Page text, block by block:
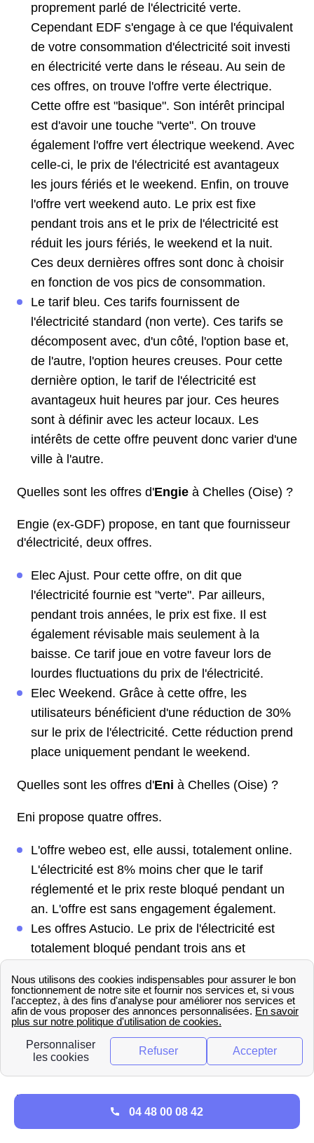
proprement parlé de l'électricité verte.
Cependant EDF s'engage à ce que l'équivalent
de votre consommation d'électricité soit investi
en électricité verte dans le réseau. Au sein de
ces offres, on trouve l'offre verte électrique.
Cette offre est "basique". Son intérêt principal
est d'avoir une touche "verte". On trouve
également l'offre vert électrique weekend. Avec
celle-ci, le prix de l'électricité est avantageux
les jours fériés et le weekend. Enfin, on trouve
l'offre vert weekend auto. Le prix est fixe
pendant trois ans et le prix de l'électricité est
réduit les jours fériés, le weekend et la nuit.
Ces deux dernières offres sont donc à choisir
en fonction de vos pics de consommation.
Le tarif bleu. Ces tarifs fournissent de
l'électricité standard (non verte). Ces tarifs se
décomposent avec, d'un côté, l'option base et,
de l'autre, l'option heures creuses. Pour cette
dernière option, le tarif de l'électricité est
avantageux huit heures par jour. Ces heures
sont à définir avec les acteur locaux. Les
intérêts de cette offre peuvent donc varier d'une
ville à l'autre.
Quelles sont les offres d'Engie à Chelles (Oise) ?
Engie (ex-GDF) propose, en tant que fournisseur
d'électricité, deux offres.
Elec Ajust. Pour cette offre, on dit que
l'électricité fournie est "verte". Par ailleurs,
pendant trois années, le prix est fixe. Il est
également révisable mais seulement à la
baisse. Ce tarif joue en votre faveur lors de
lourdes fluctuations du prix de l'électricité.
Elec Weekend. Grâce à cette offre, les
utilisateurs bénéficient d'une réduction de 30%
sur le prix de l'électricité. Cette réduction prend
place uniquement pendant le weekend.
Quelles sont les offres d'Eni à Chelles (Oise) ?
Eni propose quatre offres.
L'offre webeo est, elle aussi, totalement online.
L'électricité est 8% moins cher que le tarif
réglementé et le prix reste bloqué pendant un
an. L'offre est sans engagement également.
Les offres Astucio. Le prix de l'électricité est
totalement bloqué pendant trois ans et
renTable en cas de fortes fluctuations sur le
marché de l'électricité. L'offre est sans
engagement. L'offreastucio planète
l'électricité "verte", contrairement à l'offre
Vous pouvez retrouver des informations plus
précises encore sur le site des annonceurs.
04 48 00 08 42